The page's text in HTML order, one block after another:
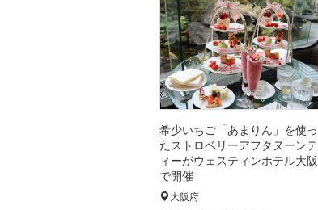
希少いちご「あまりん」を使っ
たストロベリーアフタヌーンテ
ィーがウェスティンホテル大阪
で開催
大阪府